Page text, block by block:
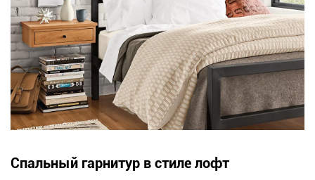
Спальный гарнитур в стиле лофт